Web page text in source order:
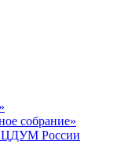
собрание»
ЦДУМ России